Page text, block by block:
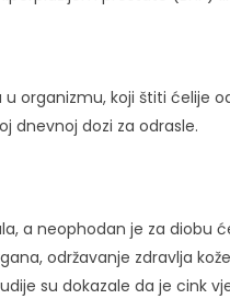
organizmu, koji štiti ćelije
dnevnoj dozi za odrasle.
a neophodan je za diobu
održavanje zdravlja
su dokazale da je